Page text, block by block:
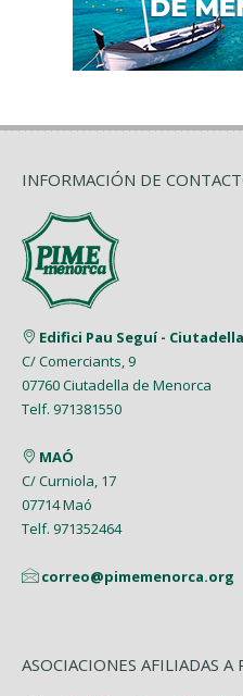
INFORMACIÓN DE
Edifici Pau Seguí - Ciutadella
C/ Comerciants, 9
07760 Ciutadella de Menorca
Telf. 971381550
MAÓ
C/ Curniola, 17
07714 Maó
Telf. 971352464
correo@pimemenorca.org
ASOCIACIONES AFILIADAS A